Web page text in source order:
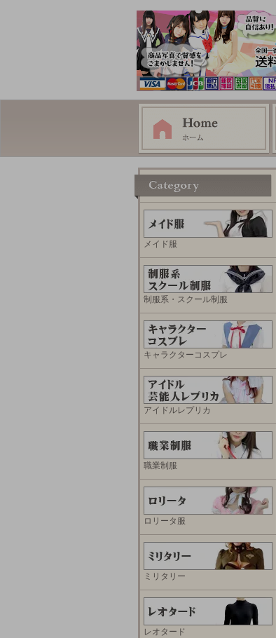
メイド服
制服系・スクール制服
キャラクターコスプレ
アイドルレプリカ
職業制服
ロリータ服
ミリタリー
レオタード